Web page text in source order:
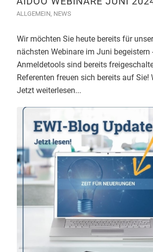
ALLGEMEIN, NEWS
Wir möchten Sie heute bereits für
nächsten Webinare im Juni begeistern
Anmeldetools sind bereits
Referenten freuen sich bereits auf Sie!
Jetzt weiterlesen...